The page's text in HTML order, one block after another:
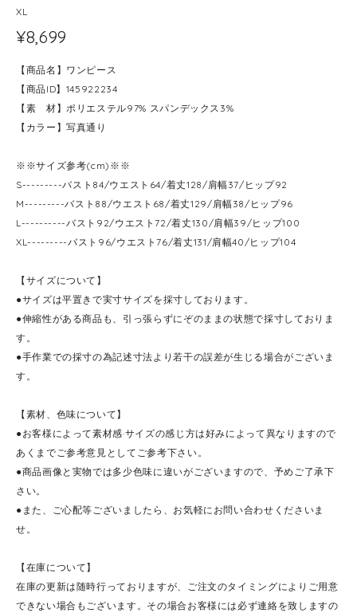
XL
¥8,699
【商品名】ワンピース
【商品ID】145922234
【素 材】ポリエステル97% スパンデックス3%
【カラー】写真通り
※※サイズ参考(cm)※※
S---------バスト84/ウエスト64/着丈128/肩幅37/ヒップ92
M---------バスト88/ウエスト68/着丈129/肩幅38/ヒップ96
L----------バスト92/ウエスト72/着丈130/肩幅39/ヒップ100
XL---------バスト96/ウエスト76/着丈131/肩幅40/ヒップ104
【サイズについて】
●サイズは平置きで実寸サイズを採寸しております。
●伸縮性がある商品も、引っ張らずにぞのままの状態で採寸しておりま
す。
●手作業での採寸の為記述寸法より若干の誤差が生じる場合がございま
す。
【素材、色味について】
●お客様によって素材感·サイズの感じ方は好みによって異なりますので
あくまでご参考意見としてご参考下さい。
●商品画像と実物では多少色味に違いがございますので、予めご了承下
さい。
●また、ご心配等ございましたら、お気軽にお問い合わせくださいま
せ。
【在庫について】
在庫の更新は随時行っておりますが、ご注文のタイミングによりご用意
できない場合もございます。その場合お客様には必ず連絡を致しますの